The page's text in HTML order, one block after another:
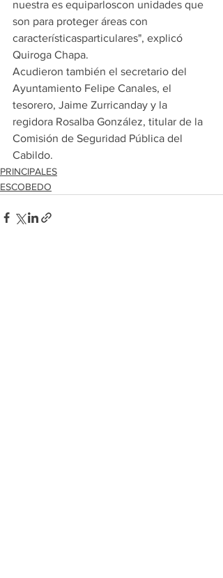
nuestra es equiparloscon unidades que
son para proteger áreas con
característicasparticulares", explicó
Quiroga Chapa.
Acudieron también el secretario del
Ayuntamiento Felipe Canales, el
tesorero, Jaime Zurricanday y la
regidora Rosalba González, titular de la
Comisión de Seguridad Pública del
Cabildo.
PRINCIPALES
ESCOBEDO